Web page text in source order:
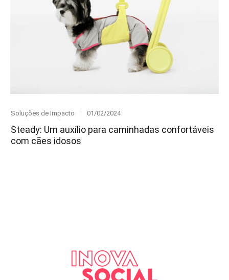
Category
Soluções de Impacto
Posted
01/02/2024
Steady: Um auxílio para caminhadas confortáveis
com cães idosos